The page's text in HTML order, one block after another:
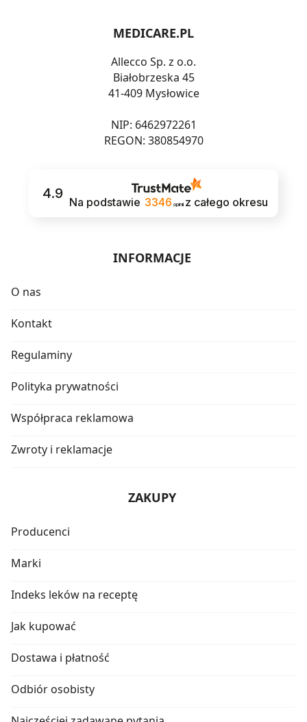
MEDICARE.PL
Allecco Sp. z o.o.
Białobrzeska 45
41-409 Mysłowice
NIP: 6462972261
REGON: 380854970
4.9
Na podstawie 3346 opinii z całego okresu
INFORMACJE
O nas
Kontakt
Regulaminy
Polityka prywatności
Współpraca reklamowa
Zwroty i reklamacje
ZAKUPY
Producenci
Marki
Indeks leków na receptę
Jak kupować
Dostawa i płatność
Odbiór osobisty